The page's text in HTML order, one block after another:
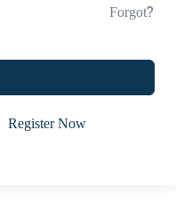
Forgot?
Register Now